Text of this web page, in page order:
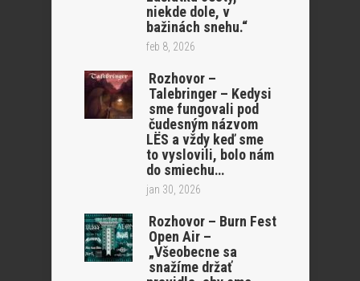
niekde dole, v
bažinách snehu.“
feb 8, 2026
Rozhovor –
Talebringer – Kedysi
sme fungovali pod
čudesným názvom
LËS a vždy keď sme
to vyslovili, bolo nám
do smiechu…
jan 30, 2026
Rozhovor – Burn Fest
Open Air –
„Všeobecne sa
snažíme držať